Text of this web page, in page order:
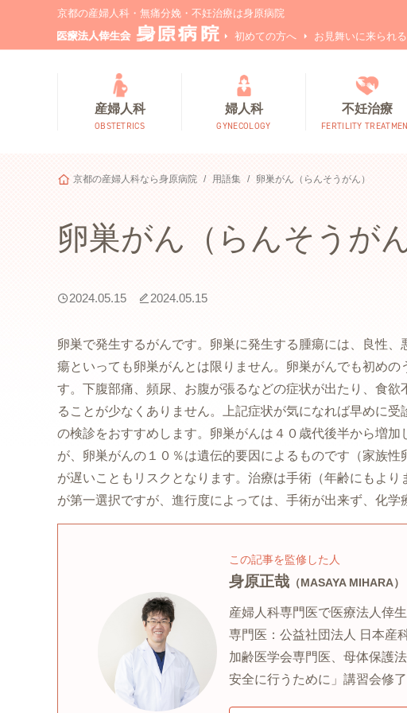
京都の産婦人科・無痛分娩・不妊治療は身原病院
初めての方へ
お見舞いに来られ
産婦人科
OBSTETRICS
婦人科
GYNECOLOGY
不妊治療
FERTILITY
京都の産婦人科なら身原病院 用語集 卵巣がん（らんそうがん）
卵巣がん（らんそうがん
2024.05.15 2024.05.15
卵巣で発生するがんです。卵巣に発生する腫瘍には、良性
瘍といっても卵巣がんとは限りません。卵巣がんでも初め
す。下腹部痛、頻尿、お腹が張るなどの症状が出たり、食
ることが少なくありません。上記症状が気になれば早めに
の検診をおすすめします。卵巣がんは４０歳代後半から増
が、卵巣がんの１０％は遺伝的要因によるものです（家族
が遅いこともリスクとなります。治療は手術（年齢にもよ
が第一選択ですが、進行度によっては、手術が出来ず、化
この記事を監修した人
身原正哉 （MASAYA MIHARA）
産婦人科専門医で医療法人倖
専門医：公益社団法人 日本産
加齢医学会専門医、母体保護
安全に行うために」講習会修